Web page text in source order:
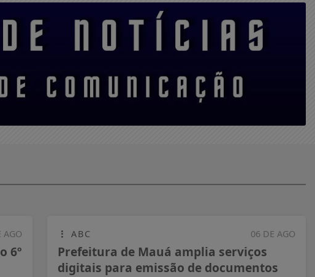
AGO
6º
06 DE AGO
ABC
Prefeitura de Mauá amplia serviços
digitais para emissão de documentos